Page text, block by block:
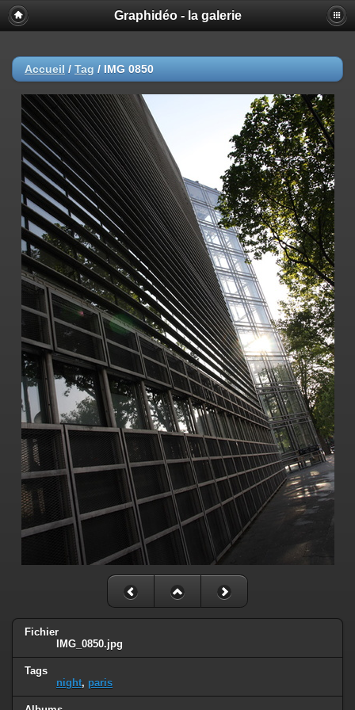
Graphidéo - la galerie
Accueil / Tag / IMG 0850
Fichier
IMG_0850.jpg
Tags
night, paris